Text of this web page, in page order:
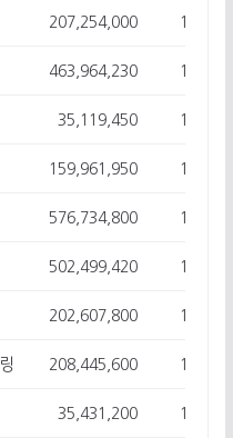
207,254,000 17
463,964,230 17
35,119,450 17
159,961,950 17
576,734,800 17
502,499,420 17
202,607,800 17
208,445,600 16
35,431,200 15